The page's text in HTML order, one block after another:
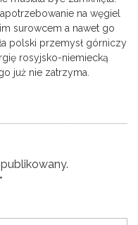
na węgiel
surowcem a nawet go
polski przemysł górniczy
rosyjsko-niemiecką
już nie zatrzyma.
*